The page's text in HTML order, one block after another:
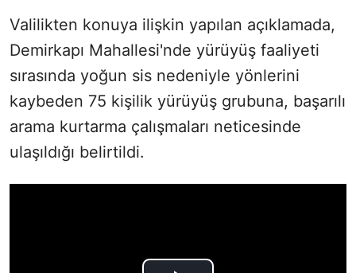
Valilikten konuya ilişkin yapılan açıklamada,
Demirkapı Mahallesi'nde yürüyüş faaliyeti
sırasında yoğun sis nedeniyle yönlerini
kaybeden 75 kişilik yürüyüş grubuna, başarılı
arama kurtarma çalışmaları neticesinde
ulaşıldığı belirtildi.